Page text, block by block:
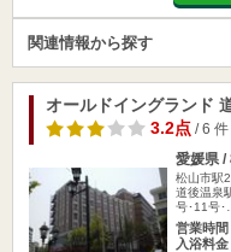
関連情報から探す
オールドイングランド
3.2点/ 6 件
愛媛県 /
松山市駅
道後温泉
号･11号･…
営業時
入浴料